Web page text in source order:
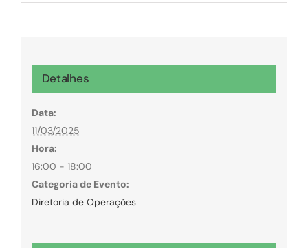
Detalhes
Data:
11/03/2025
Hora:
16:00 - 18:00
Categoria de Evento:
Diretoria de Operações